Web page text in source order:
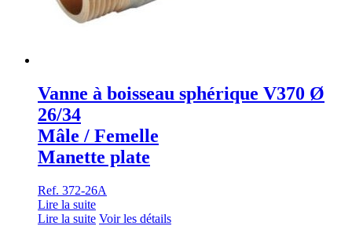
Vanne à boisseau sphérique V370 Ø
26/34
Mâle / Femelle
Manette plate
Ref. 372-26A
Lire la suite
Lire la suite Voir les détails